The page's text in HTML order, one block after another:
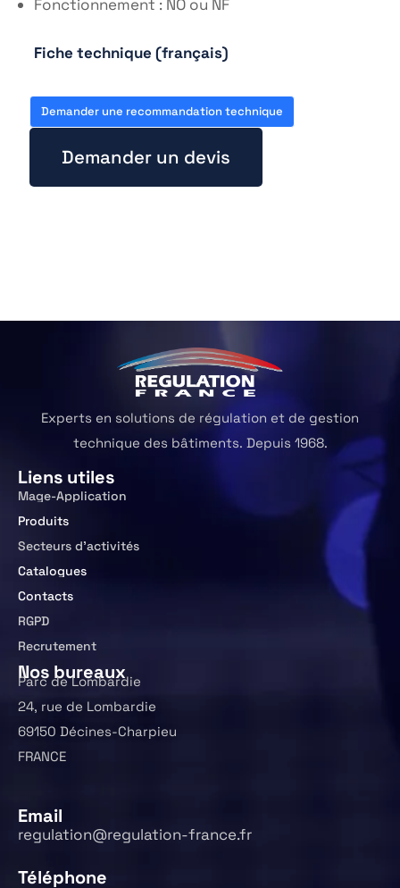
Fonctionnement : NO ou NF
Fiche technique (français)
Demander une recommandation technique
Demander un devis
Experts en solutions de régulation et de gestion
technique des bâtiments. Depuis 1968.
Liens utiles
Mage-Application
Produits
Secteurs d’activités
Catalogues
Contacts
RGPD
Recrutement
Nos bureaux
Parc de Lombardie
24, rue de Lombardie
69150 Décines-Charpieu
FRANCE
Email
regulation@regulation-france.fr
Téléphone